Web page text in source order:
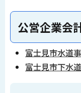
公営企業会
富士見市水道
富士見市下水